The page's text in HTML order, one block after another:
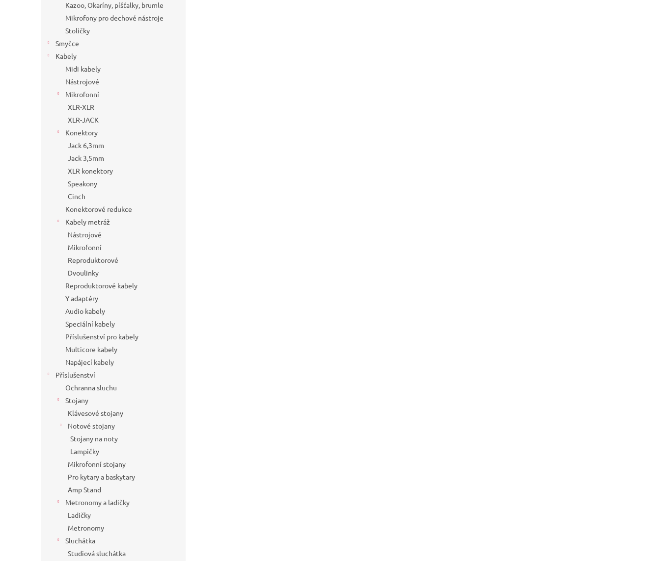
Kazoo, Okaríny, píšťalky, brumle
Mikrofony pro dechové nástroje
Stoličky
Smyčce
Kabely
Midi kabely
Nástrojové
Mikrofonní
XLR-XLR
XLR-JACK
Konektory
Jack 6,3mm
Jack 3,5mm
XLR konektory
Speakony
Cinch
Konektorové redukce
Kabely metráž
Nástrojové
Mikrofonní
Reproduktorové
Dvoulinky
Reproduktorové kabely
Y adaptéry
Audio kabely
Speciální kabely
Příslušenství pro kabely
Multicore kabely
Napájecí kabely
Příslušenství
Ochranna sluchu
Stojany
Klávesové stojany
Notové stojany
Stojany na noty
Lampičky
Mikrofonní stojany
Pro kytary a baskytary
Amp Stand
Metronomy a ladičky
Ladičky
Metronomy
Sluchátka
Studiová sluchátka